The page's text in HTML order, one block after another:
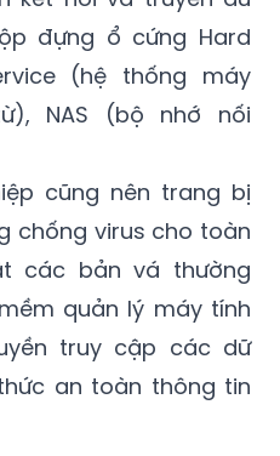
đựng ổ cứng Hard
(hệ thống máy
NAS (bộ nhớ nối
cũng nên trang bị
chống virus cho toàn
các bản vá thường
quản lý máy tính
truy cập các dữ
an toàn thông tin